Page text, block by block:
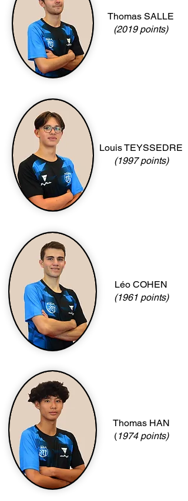
Thomas SALLE
(2019 points)
Louis TEYSSEDRE
(1997 points)
Léo COHEN
(1961 points)
Thomas HAN
(1974 points)